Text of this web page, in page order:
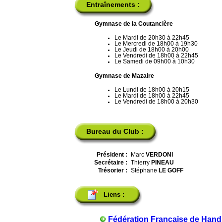
Entraînements :
Gymnase de la Coutancière
Le Mardi de 20h30 à 22h45
Le Mercredi de 18h00 à 19h30
Le Jeudi de 18h00 à 20h00
Le Vendredi de 18h00 à 22h45
Le Samedi de 09h00 à 10h30
Gymnase de Mazaire
Le Lundi de 18h00 à 20h15
Le Mardi de 18h00 à 22h45
Le Vendredi de 18h00 à 20h30
Bureau du Club :
Président : Marc VERDONI
Secrétaire :
Thierry PINEAU
Trésorier :
Stéphane LE GOFF
Liens :
Fédération Française de